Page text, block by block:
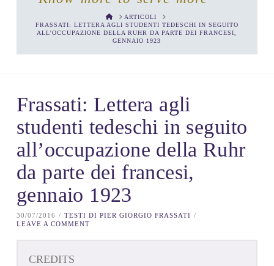
HOMEARTICOLI
FRASSATI: LETTERA AGLI STUDENTI TEDESCHI IN SEGUITO
ALL'OCCUPAZIONE DELLA RUHR DA PARTE DEI FRANCESI,
GENNAIO 1923
Frassati: Lettera agli
studenti tedeschi in seguito
all’occupazione della Ruhr
da parte dei francesi,
gennaio 1923
30/07/2016
TESTI DI PIER GIORGIO FRASSATI
LEAVE A COMMENT
CREDITS